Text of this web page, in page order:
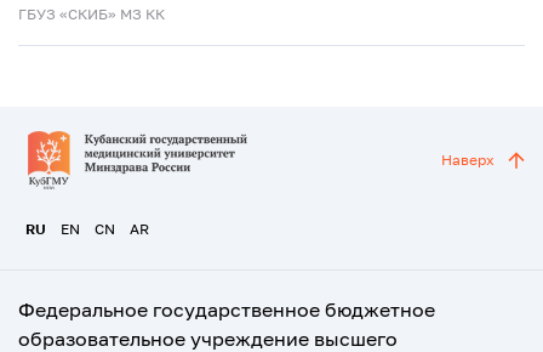
ГБУЗ «СКИБ» МЗ КК
RU EN CN AR
Наверх
Федеральное государственное бюджетное
образовательное учреждение высшего